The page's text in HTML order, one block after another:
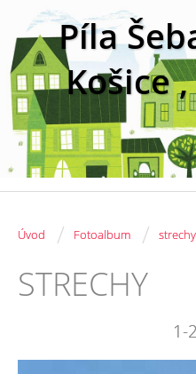
Píla
Košice
Úvod / Fotoalbum / strechy
STRECHY
1-